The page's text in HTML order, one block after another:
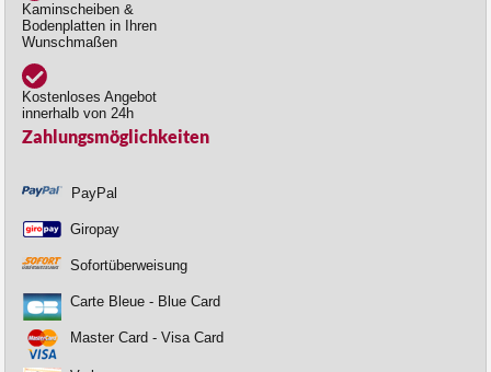
Kaminscheiben &
Bodenplatten in Ihren
Wunschmaßen
Kostenloses Angebot
innerhalb von 24h
Zahlungsmöglichkeiten
PayPal
Giropay
Sofortüberweisung
Carte Bleue - Blue Card
Master Card - Visa Card